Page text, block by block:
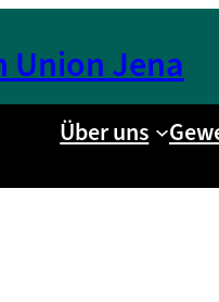
Union Jena
Über uns